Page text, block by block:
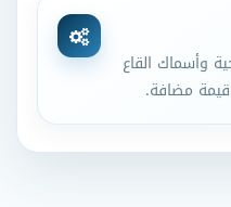
وأسماك القاع
قيمة مضافة.